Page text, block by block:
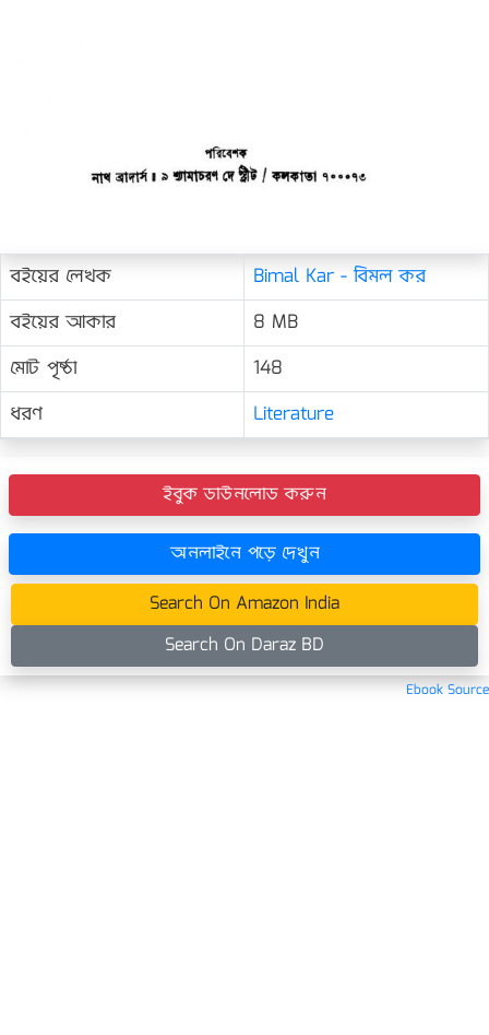
বইয়ের লেখক
Bimal Kar - বিমল কর
বইয়ের আকার
8 MB
মোট পৃষ্ঠা
148
ধরণ
Literature
ইবুক ডাউনলোড করুন
অনলাইনে পড়ে দেখুন
Search On Amazon India
Search On Daraz BD
Ebook Source